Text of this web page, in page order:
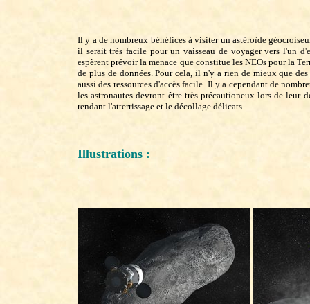
Il y a de nombreux bénéfices à visiter un astéroïde
il serait très facile pour un vaisseau de voyager vers l'un
espèrent prévoir la menace que constitue les NEOs pour la
de plus de données. Pour cela, il n'y a rien de mieux que
aussi des ressources d'accès facile. Il y a cependant de
les astronautes devront être très précautioneux lors de leur
rendant l'atterrissage et le décollage délicats.
Illustrations :